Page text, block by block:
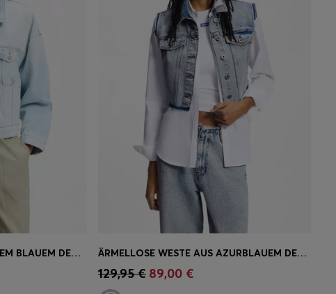
deine
BOXY-FIT JACKE AUS FESTEM BLAUEM DENIM
Schnelleinkauf
Größe)
ÄRMELLOSE WESTE AUS AZURBLAUEM DENIM IN CROPPED-LÄNGE
129,95 € 89,00 €